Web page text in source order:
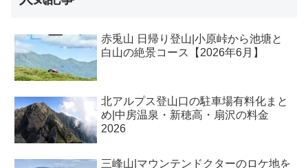
赤兎山 日帰り登山|小原峠から池塘と
白山の絶景コース【2026年6月】
北アルプス登山口の駐車場有料化まと
め|中房温泉・新穂高・扇沢の料金
2026
三峰山|マウンテンドクターのロケ地を